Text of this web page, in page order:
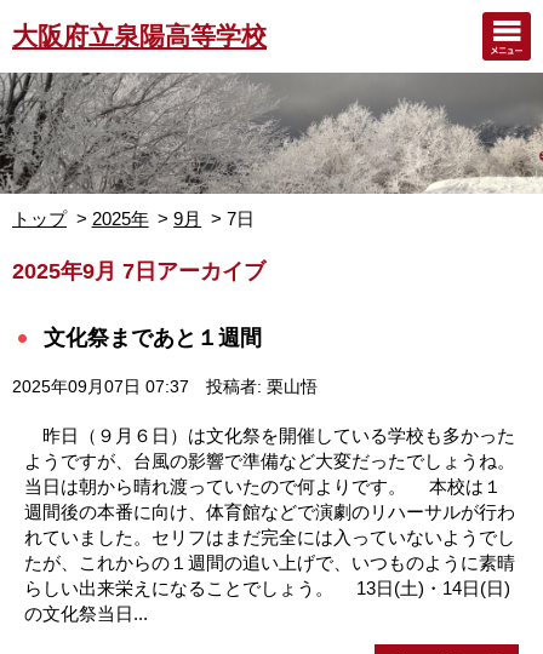
大阪府立泉陽高等学校
トップ 2025年 9月 7日
2025年9月 7日アーカイブ
文化祭まであと１週間
2025年09月07日 07:37 投稿者: 栗山悟
昨日（９月６日）は文化祭を開催している学校も多かった
ようですが、台風の影響で準備など大変だったでしょうね。
当日は朝から晴れ渡っていたので何よりです。 本校は１
週間後の本番に向け、体育館などで演劇のリハーサルが行わ
れていました。セリフはまだ完全には入っていないようでし
たが、これからの１週間の追い上げで、いつものように素晴
らしい出来栄えになることでしょう。 13日(土)・14日(日)
の文化祭当日...